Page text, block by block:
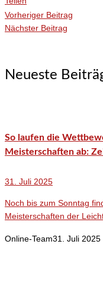
Vorheriger Beitrag
Nächster Beitrag
Neueste
So laufen die
Meisterschaften ab:
31. Juli 2025
Noch bis zum Sonntag
Meisterschaften der
Online-Team31. Juli 2025